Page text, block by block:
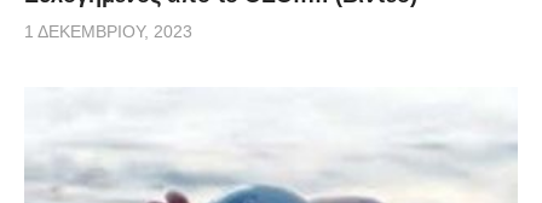
1 ΔΕΚΕΜΒΡΊΟΥ, 2023